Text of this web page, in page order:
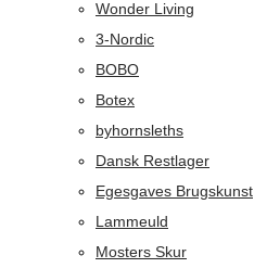
Wonder Living
3-Nordic
BOBO
Botex
byhornsleths
Dansk Restlager
Egesgaves Brugskunst
Lammeuld
Mosters Skur